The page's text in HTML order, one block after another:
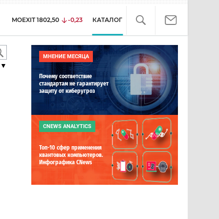
MOEXIT 1802,50 -0,23 КАТАЛОГ
МНЕНИЕ МЕСЯЦА
Почему соответствие
стандартам не гарантирует
защиту от киберугроз
CNEWS ANALYTICS
Топ-10 сфер применения
квантовых компьютеров.
Инфографика CNews